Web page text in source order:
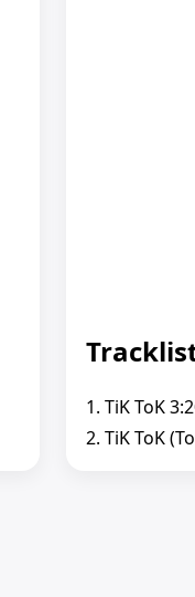
1. TiK ToK
2. TiK ToK